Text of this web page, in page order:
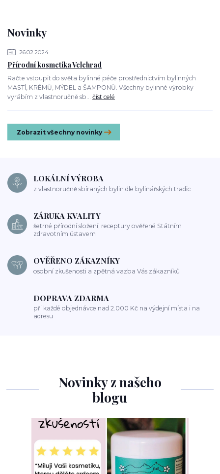
Novinky
26.02.2024
Přírodní kosmetika Velehrad
Račte vstoupit do světa bylinné péče prostřednictvím bylinných
MASTÍ, KRÉMŮ, MÝDEL a ŠAMPONŮ. Všechny bylinné výrobky
vyrábím z vlastnoručně sb... číst celé
Zobrazit všechny novinky
LOKÁLNÍ VÝROBA
z vlastnoručně sbíraných bylin dle bylinářských tradic
ZÁRUKA KVALITY
šetrné přírodní složení; receptury ověřené Státním
zdravotním ústavem
OVĚŘENO ZÁKAZNÍKY
osobní zkušenosti a zpětná vazba Vás zákazníků
DOPRAVA ZDARMA
při každé objednávce nad 2.000 Kč na výdejní místa i na
adresu
Novinky z našeho
blogu